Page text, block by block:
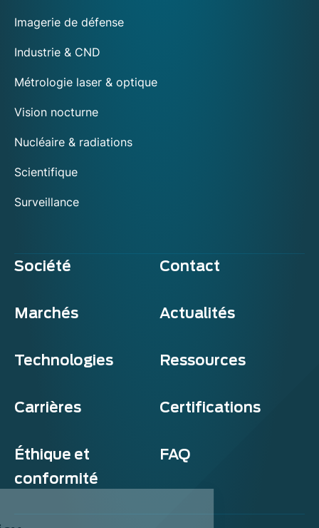
Imagerie de défense
Industrie & CND
Métrologie laser & optique
Vision nocturne
Nucléaire & radiations
Scientifique
Surveillance
Société Contact
Marchés Actualités
Technologies Ressources
Carrières Certifications
Éthique et
conformité
FAQ